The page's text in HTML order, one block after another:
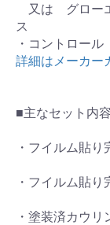
又は グロー
ス
・コントロー
詳細はメーカー
■主なセット内容
・フイルム貼り
・フイルム貼
・塗装済カウリ